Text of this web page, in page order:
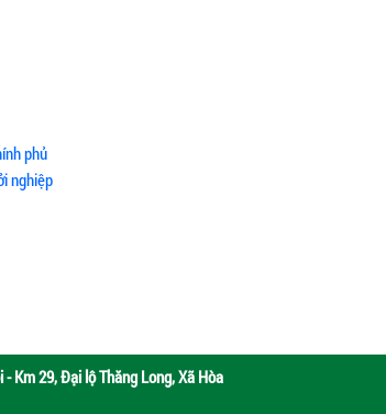
phủ
nghiệp
Km 29, Đại lộ Thăng Long, Xã Hòa